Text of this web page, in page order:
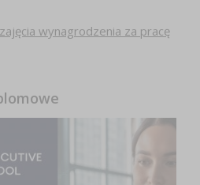
wynagrodzenia za pracę